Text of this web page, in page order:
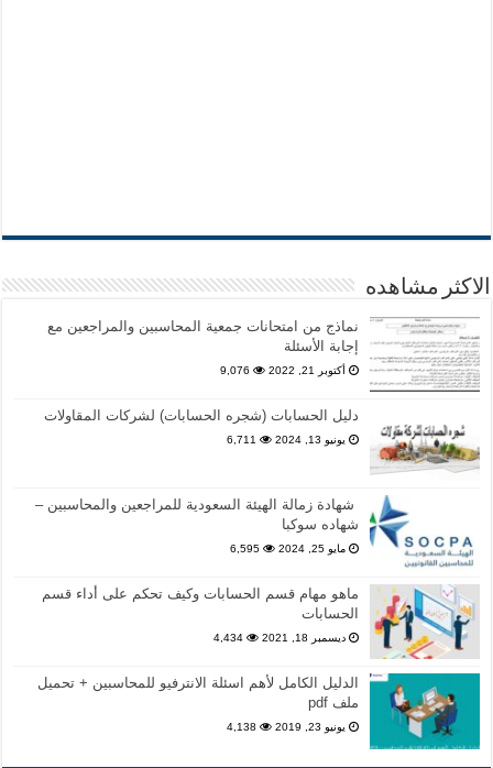
الاكثر مشاهده
نماذج من امتحانات جمعية المحاسبين والمراجعين مع
إجابة الأسئلة
أكتوبر 21, 2022 9,076
دليل الحسابات (شجره الحسابات) لشركات المقاولات
يونيو 13, 2024 6,711
شهادة زمالة الهيئة السعودية للمراجعين والمحاسبين –
شهاده سوكبا
مايو 25, 2024 6,595
ماهو مهام قسم الحسابات وكيف تحكم على أداء قسم
الحسابات
ديسمبر 18, 2021 4,434
الدليل الكامل لأهم اسئلة الانترفيو للمحاسبين + تحميل
ملف pdf
يونيو 23, 2019 4,138